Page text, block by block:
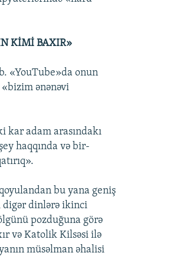
KİMİ BAXIR»
«YouTube»da onun
ənənəvi
adam arasındakı
haqqında və bir-
bu yana geniş
digər dinlərə ikinci
pozduğuna görə
və Katolik Kilsəsi ilə
müsəlman əhalisi